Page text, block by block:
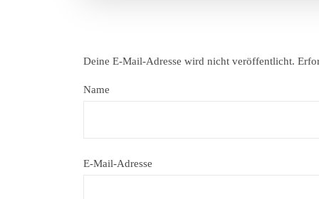
Deine E-Mail-Adresse wird nicht veröffentlicht.
Name
E-Mail-Adresse